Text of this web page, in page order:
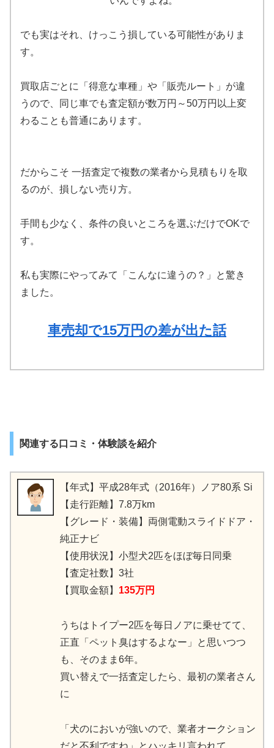
でも実はそれ、けっこう損している可能性がありま
す。
買取店ごとに「得意な車種」や「販売ルート」が違
うので、同じ車でも査定額が数万円～50万円以上変
わることも普通にあります。
だからこそ 一括査定で複数の業者から見積もりを取
るのが、損しない売り方。
手間も少なく、条件の良いところを選ぶだけでOKで
す。
私も実際にやってみて「こんなに違うの？」と驚き
ました。
車売却で15万円の差が出た話
関連する口コミ・体験談を紹介
【年式】平成28年式（2016年）ノア80系 Si
【走行距離】7.8万km
【グレード・装備】両側電動スライドドア・
純正ナビ
【使用状況】小型犬2匹をほぼ毎日同乗
【査定社数】3社
【買取金額】 135万円
うちはトイプー2匹を毎日ノアに乗せてて、
正直「ペット臭はするよなー」と思いつつ
も、そのまま6年。
買い替えで一括査定したら、最初の業者さん
に
「犬のにおいが強いので、業者オークション
だと不利ですね」とハッキリ言われて、